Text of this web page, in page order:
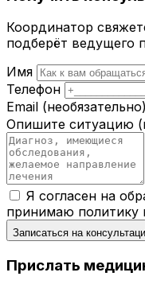
Координатор
подберёт ведущего
Имя
Телефон
Email (необязательно)
Опишите ситуацию
Я согласен на
принимаю политику
Записаться на
Прислать